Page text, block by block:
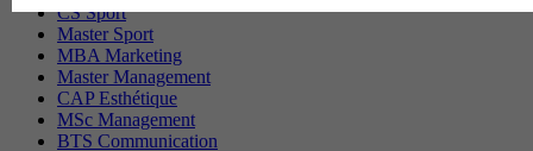
CS Sport
Master Sport
MBA Marketing
Master Management
CAP Esthétique
MSc Management
BTS Communication